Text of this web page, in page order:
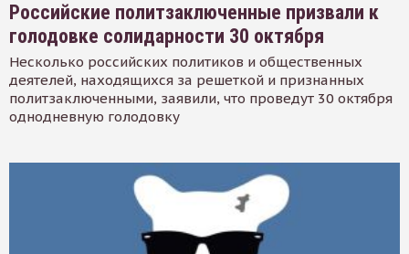
Российские политзаключенные призвали к
голодовке солидарности 30 октября
Несколько российских политиков и общественных
деятелей, находящихся за решеткой и признанных
политзаключенными, заявили, что проведут 30 октября
однодневную голодовку